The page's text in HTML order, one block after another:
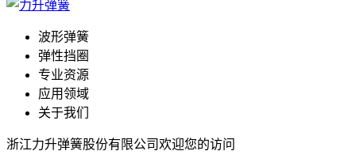
波形弹簧
弹性挡圈
专业资源
应用领域
关于我们
浙江力升弹簧股份有限公司欢迎您的访问